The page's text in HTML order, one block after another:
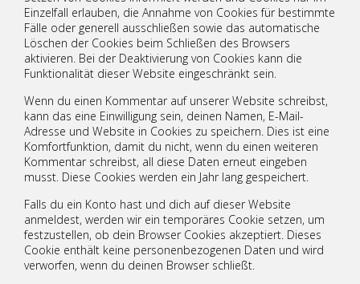
Einzelfall erlauben, die Annahme von Cookies für bestimmte
Fälle oder generell ausschließen sowie das automatische
Löschen der Cookies beim Schließen des Browsers
aktivieren. Bei der Deaktivierung von Cookies kann die
Funktionalität dieser Website eingeschränkt sein.
Wenn du einen Kommentar auf unserer Website schreibst,
kann das eine Einwilligung sein, deinen Namen, E-Mail-
Adresse und Website in Cookies zu speichern. Dies ist eine
Komfortfunktion, damit du nicht, wenn du einen weiteren
Kommentar schreibst, all diese Daten erneut eingeben
musst. Diese Cookies werden ein Jahr lang gespeichert.
Falls du ein Konto hast und dich auf dieser Website
anmeldest, werden wir ein temporäres Cookie setzen, um
festzustellen, ob dein Browser Cookies akzeptiert. Dieses
Cookie enthält keine personenbezogenen Daten und wird
verworfen, wenn du deinen Browser schließt.